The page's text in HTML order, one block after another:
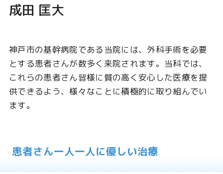
成田 匡大
神戸市の基幹病院である当院には、外科手術を必要
とする患者さんが数多く来院されます。当科では、
これらの患者さん皆様に質の高く安心した医療を提
供できるよう、様々なことに積極的に取り組んでい
ます。
患者さん一人一人に優しい治療